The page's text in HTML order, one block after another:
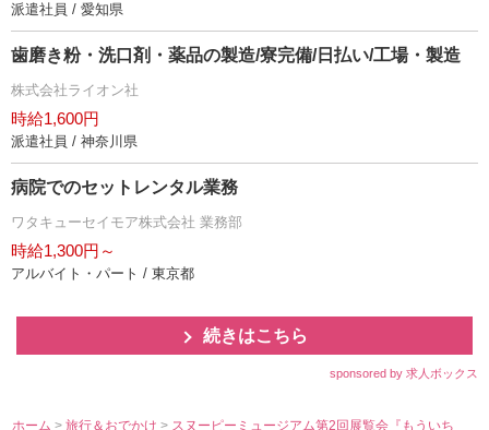
派遣社員 / 愛知県
歯磨き粉・洗口剤・薬品の製造/寮完備/日払い/工場・製造
株式会社ライオン社
時給1,600円
派遣社員 / 神奈川県
病院でのセットレンタル業務
ワタキューセイモア株式会社 業務部
時給1,300円～
アルバイト・パート / 東京都
続きはこちら
sponsored by 求人ボックス
ホーム >旅行＆おでかけ> スヌーピーミュージアム第2回展覧会『もういち